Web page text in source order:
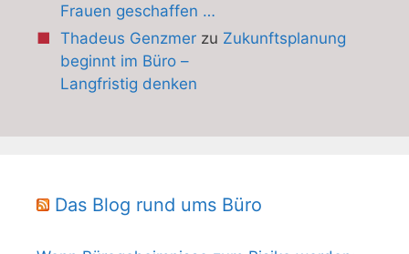
Frauen geschaffen …
Thadeus Genzmerzu Zukunftsplanung
beginnt im Büro –
Langfristig denken
Das Blog rund ums Büro